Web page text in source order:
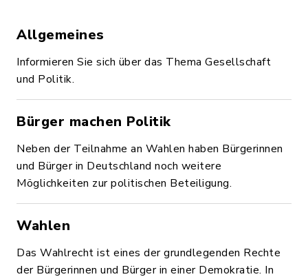
Allgemeines
Informieren Sie sich über das Thema Gesellschaft
und Politik.
Bürger machen Politik
Neben der Teilnahme an Wahlen haben Bürgerinnen
und Bürger in Deutschland noch weitere
Möglichkeiten zur politischen Beteiligung.
Wahlen
Das Wahlrecht ist eines der grundlegenden Rechte
der Bürgerinnen und Bürger in einer Demokratie. In